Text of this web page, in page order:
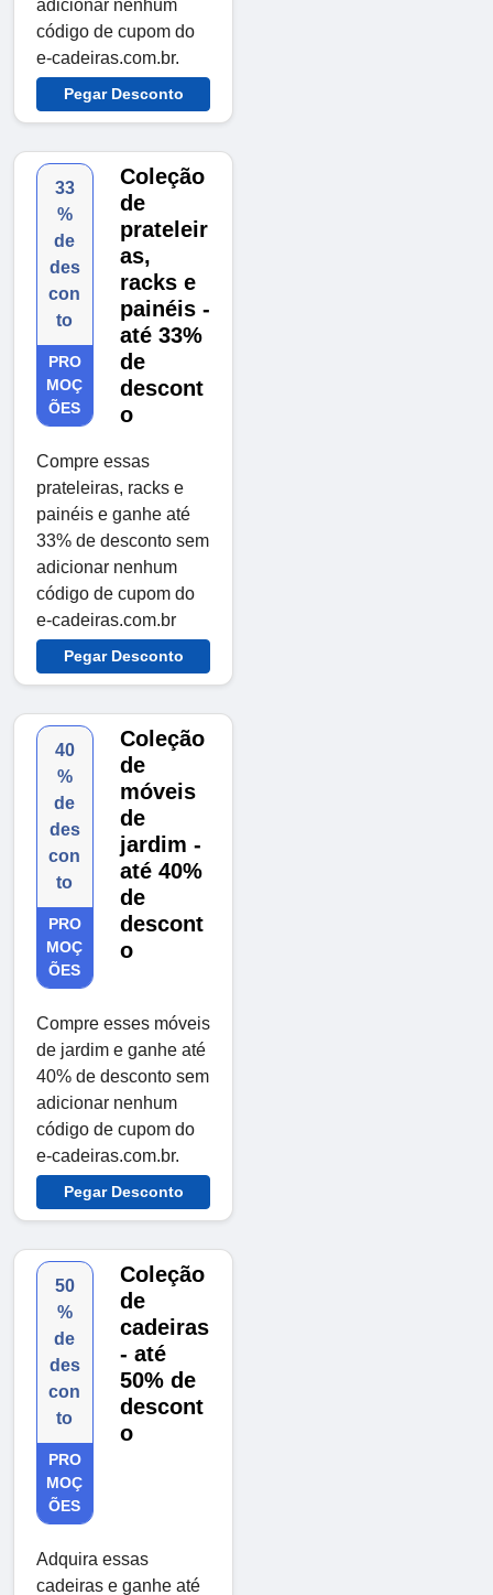
adicionar nenhum
código de cupom do
e-cadeiras.com.br.
Pegar Desconto
33
%
de
des
con
to
PRO
MOÇ
ÕES
Coleção
de
prateleir
as,
racks e
painéis -
até 33%
de
descont
o
Compre essas
prateleiras, racks e
painéis e ganhe até
33% de desconto sem
adicionar nenhum
código de cupom do
e-cadeiras.com.br
Pegar Desconto
40
%
de
des
con
to
PRO
MOÇ
ÕES
Coleção
de
móveis
de
jardim -
até 40%
de
descont
o
Compre esses móveis
de jardim e ganhe até
40% de desconto sem
adicionar nenhum
código de cupom do
e-cadeiras.com.br.
Pegar Desconto
50
%
de
des
con
to
PRO
MOÇ
ÕES
Coleção
de
cadeiras
- até
50% de
descont
o
Adquira essas
cadeiras e ganhe até